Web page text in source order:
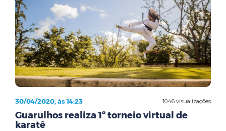
1046 visualizações
30/04/2020, às 14:23
Guarulhos realiza 1º torneio virtual de
karatê